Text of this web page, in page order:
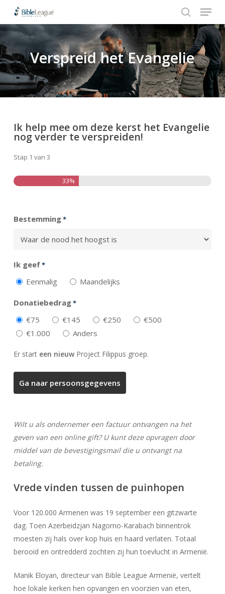
main
content
Hit enter to search or ESC to close
search
Menu
Verspreid het Evangelie
Ik help mee om deze kerst het Evangelie
nog verder te verspreiden!
Stap 1 van 3
33%
Bestemming*
Ik geef*
Eenmalig Maandelijks
Donatiebedrag*
€75 €145 €250
€500
€1.000
Anders
Er start een nieuwProject Filippus groep.
Wilt u als ondernemer een factuur ontvangen na het
geven van een online gift? U kunt deze opvragen door
middel van de bevestigingsmail die u ontvangt na
betaling.
Vrede vinden tussen de puinhopen
Voor 120.000 Armenen was 19 september een gitzwarte
dag. Toen Azerbeidzjan Nagorno-Karabach binnentrok
moesten zij hals over kop huis en haard verlaten. Totaal
berooid en ontredderd zochten zij hun toevlucht in Armenië.
Manik Eloyan, directeur van Bible League Armenië, vertelt
hoe lokale kerken hen opvangen en voorzien van eten,
Close
Menu
van
3,